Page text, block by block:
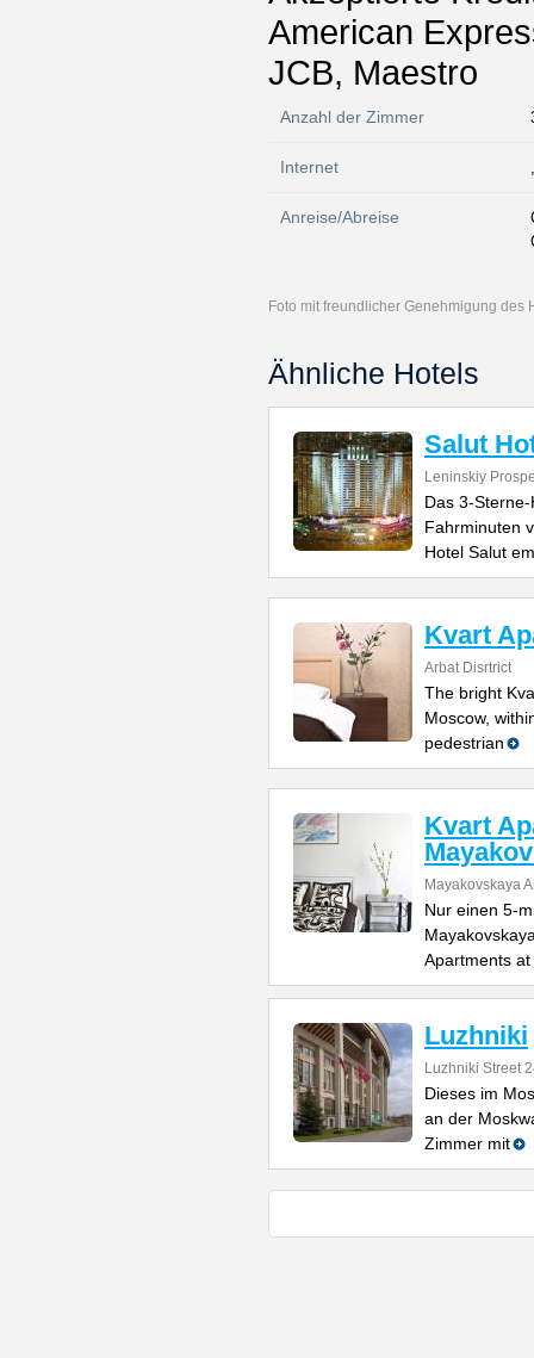
American
JCB, Maestro
Anzahl der Zimmer
Internet
Anreise/Abreise
Foto mit freundlicher Genehmigung des
Ähnliche Hotels
Salut
Leninskiy
Das 3-
Fahrminuten
Hotel Salut
Kvart
Arbat Disrtrict
The bright
Moscow,
pedestrian
Kvart
Mayakovskaya
Nur einen 5-
Apartments
Luzhniki
Luzhniki Street
Dieses im
an der
Zimmer mit